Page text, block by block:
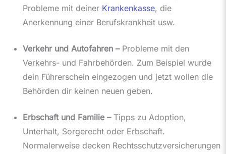
Probleme mit deiner Krankenkasse, die
Anerkennung einer Berufskrankheit usw.
Verkehr und Autofahren –Probleme mit den
Verkehrs- und Fahrbehörden. Zum Beispiel wurde
dein Führerschein eingezogen und jetzt wollen die
Behörden dir keinen neuen geben.
Erbschaft und Familie –Tipps zu Adoption,
Unterhalt, Sorgerecht oder Erbschaft.
Normalerweise decken Rechtsschutzversicherungen